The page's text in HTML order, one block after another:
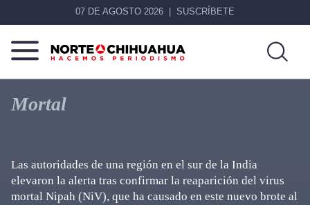
07 DE AGOSTO 2026 SUSCRÍBETE
Norte
De
Chihuahua
Más
que
noticias,
Mortal
Las autoridades de una región en el sur de la India
elevaron la alerta tras confirmar la reaparición del virus
mortal Nipah (NiV), que ha causado en este nuevo brote al